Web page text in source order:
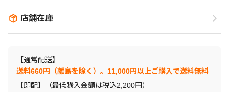
店舗在庫
【通常配送】
送料660円（離島を除く）。11,000円以上ご購入で送料無料
【即配】（最低購入金額は税込2,200円）